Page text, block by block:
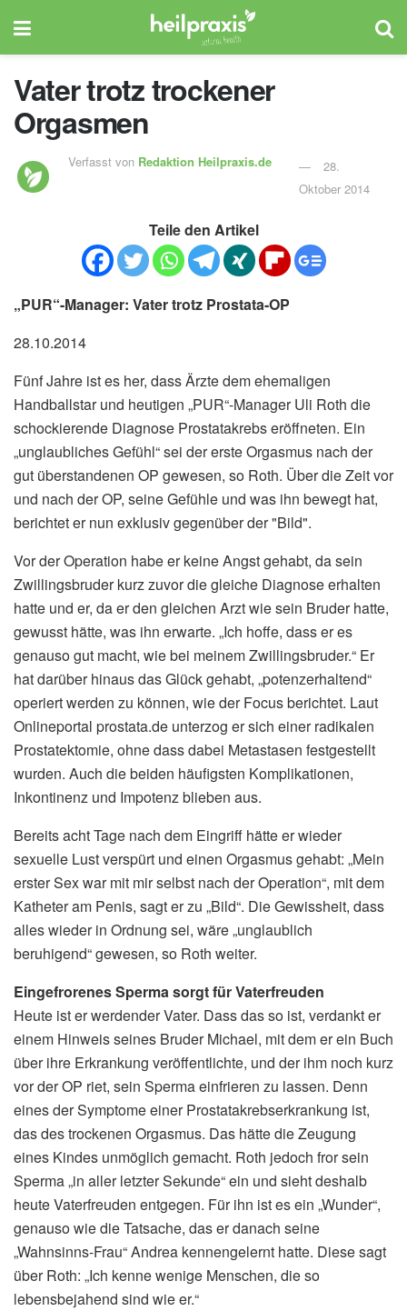
Vater trotz trockener
Orgasmen
Verfasst von Redaktion Heilpraxis.de
28.
Oktober 2014
Teile den Artikel
„PUR“-Manager: Vater trotz Prostata-OP
28.10.2014
Fünf Jahre ist es her, dass Ärzte dem ehemaligen
Handballstar und heutigen „PUR“-Manager Uli Roth die
schockierende Diagnose Prostatakrebs eröffneten. Ein
„unglaubliches Gefühl“ sei der erste Orgasmus nach der
gut überstandenen OP gewesen, so Roth. Über die Zeit vor
und nach der OP, seine Gefühle und was ihn bewegt hat,
berichtet er nun exklusiv gegenüber der "Bild".
Vor der Operation habe er keine Angst gehabt, da sein
Zwillingsbruder kurz zuvor die gleiche Diagnose erhalten
hatte und er, da er den gleichen Arzt wie sein Bruder hatte,
gewusst hätte, was ihn erwarte. „Ich hoffe, dass er es
genauso gut macht, wie bei meinem Zwillingsbruder.“ Er
hat darüber hinaus das Glück gehabt, „potenzerhaltend“
operiert werden zu können, wie der Focus berichtet. Laut
Onlineportal prostata.de unterzog er sich einer radikalen
Prostatektomie, ohne dass dabei Metastasen festgestellt
wurden. Auch die beiden häufigsten Komplikationen,
Inkontinenz und Impotenz blieben aus.
Bereits acht Tage nach dem Eingriff hätte er wieder
sexuelle Lust verspürt und einen Orgasmus gehabt: „Mein
erster Sex war mit mir selbst nach der Operation“, mit dem
Katheter am Penis, sagt er zu „Bild“. Die Gewissheit, dass
alles wieder in Ordnung sei, wäre „unglaublich
beruhigend“ gewesen, so Roth weiter.
Eingefrorenes Sperma sorgt für Vaterfreuden
Heute ist er werdender Vater. Dass das so ist, verdankt er
einem Hinweis seines Bruder Michael, mit dem er ein Buch
über ihre Erkrankung veröffentlichte, und der ihm noch kurz
vor der OP riet, sein Sperma einfrieren zu lassen. Denn
eines der Symptome einer Prostatakrebserkrankung ist,
das des trockenen Orgasmus. Das hätte die Zeugung
eines Kindes unmöglich gemacht. Roth jedoch fror sein
Sperma „in aller letzter Sekunde“ ein und sieht deshalb
heute Vaterfreuden entgegen. Für ihn ist es ein „Wunder“,
genauso wie die Tatsache, das er danach seine
„Wahnsinns-Frau“ Andrea kennengelernt hatte. Diese sagt
über Roth: „Ich kenne wenige Menschen, die so
lebensbejahend sind wie er.“